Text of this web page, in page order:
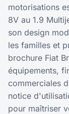
motorisations
8V au 1.9
son design
les familles et
brochure Fiat
équipements,
commerciales
notice
pour maîtriser